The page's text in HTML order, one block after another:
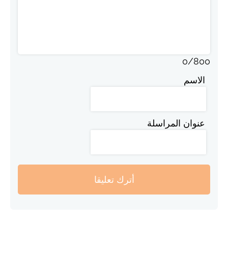
0/800
الاسم
عنوان المراسلة
أترك تعليقا